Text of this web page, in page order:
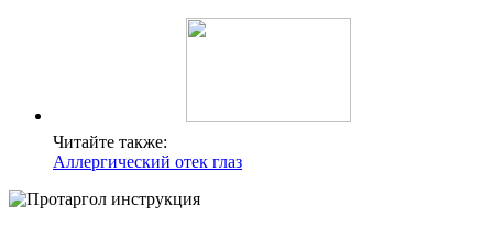
Читайте также:
Аллергический отек глаз